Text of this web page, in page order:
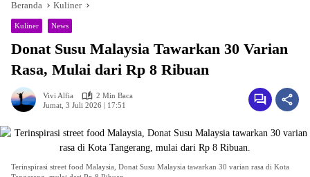
Beranda Kuliner
Kuliner News
Donat Susu Malaysia Tawarkan 30 Varian
Rasa, Mulai dari Rp 8 Ribuan
Vivi Alfia
2 Min Baca
Jumat, 3 Juli 2026 | 17:51
Terinspirasi street food Malaysia, Donat Susu Malaysia tawarkan 30 varian rasa di Kota